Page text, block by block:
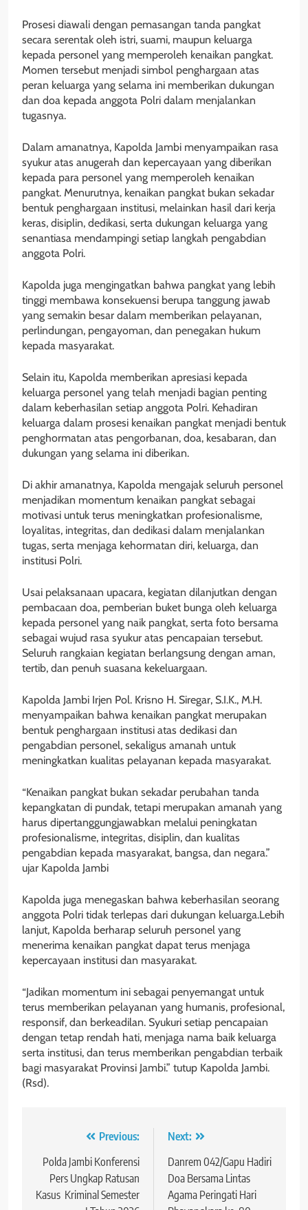
Prosesi diawali dengan pemasangan tanda pangkat
secara serentak oleh istri, suami, maupun keluarga
kepada personel yang memperoleh kenaikan pangkat.
Momen tersebut menjadi simbol penghargaan atas
peran keluarga yang selama ini memberikan dukungan
dan doa kepada anggota Polri dalam menjalankan
tugasnya.
Dalam amanatnya, Kapolda Jambi menyampaikan rasa
syukur atas anugerah dan kepercayaan yang diberikan
kepada para personel yang memperoleh kenaikan
pangkat. Menurutnya, kenaikan pangkat bukan sekadar
bentuk penghargaan institusi, melainkan hasil dari kerja
keras, disiplin, dedikasi, serta dukungan keluarga yang
senantiasa mendampingi setiap langkah pengabdian
anggota Polri.
Kapolda juga mengingatkan bahwa pangkat yang lebih
tinggi membawa konsekuensi berupa tanggung jawab
yang semakin besar dalam memberikan pelayanan,
perlindungan, pengayoman, dan penegakan hukum
kepada masyarakat.
Selain itu, Kapolda memberikan apresiasi kepada
keluarga personel yang telah menjadi bagian penting
dalam keberhasilan setiap anggota Polri. Kehadiran
keluarga dalam prosesi kenaikan pangkat menjadi bentuk
penghormatan atas pengorbanan, doa, kesabaran, dan
dukungan yang selama ini diberikan.
Di akhir amanatnya, Kapolda mengajak seluruh personel
menjadikan momentum kenaikan pangkat sebagai
motivasi untuk terus meningkatkan profesionalisme,
loyalitas, integritas, dan dedikasi dalam menjalankan
tugas, serta menjaga kehormatan diri, keluarga, dan
institusi Polri.
Usai pelaksanaan upacara, kegiatan dilanjutkan dengan
pembacaan doa, pemberian buket bunga oleh keluarga
kepada personel yang naik pangkat, serta foto bersama
sebagai wujud rasa syukur atas pencapaian tersebut.
Seluruh rangkaian kegiatan berlangsung dengan aman,
tertib, dan penuh suasana kekeluargaan.
Kapolda Jambi Irjen Pol. Krisno H. Siregar, S.I.K., M.H.
menyampaikan bahwa kenaikan pangkat merupakan
bentuk penghargaan institusi atas dedikasi dan
pengabdian personel, sekaligus amanah untuk
meningkatkan kualitas pelayanan kepada masyarakat.
“Kenaikan pangkat bukan sekadar perubahan tanda
kepangkatan di pundak, tetapi merupakan amanah yang
harus dipertanggungjawabkan melalui peningkatan
profesionalisme, integritas, disiplin, dan kualitas
pengabdian kepada masyarakat, bangsa, dan negara.”
ujar Kapolda Jambi
Kapolda juga menegaskan bahwa keberhasilan seorang
anggota Polri tidak terlepas dari dukungan keluarga.Lebih
lanjut, Kapolda berharap seluruh personel yang
menerima kenaikan pangkat dapat terus menjaga
kepercayaan institusi dan masyarakat.
“Jadikan momentum ini sebagai penyemangat untuk
terus memberikan pelayanan yang humanis, profesional,
responsif, dan berkeadilan. Syukuri setiap pencapaian
dengan tetap rendah hati, menjaga nama baik keluarga
serta institusi, dan terus memberikan pengabdian terbaik
bagi masyarakat Provinsi Jambi.” tutup Kapolda Jambi.
(Rsd).
Navigasi
pos
Previous:
Polda Jambi Konferensi
Pers Ungkap Ratusan
Kasus Kriminal Semester
Next:
Danrem 042/Gapu Hadiri
Doa Bersama Lintas
Agama Peringati Hari